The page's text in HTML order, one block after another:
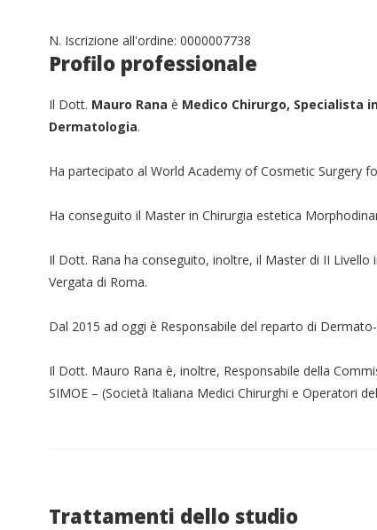
N. Iscrizione all'ordine: 0000007738
Profilo professionale
Il Dott. Mauro Rana è Medico Chirurgo, Specialista
Dermatologia.
Ha partecipato al World Academy of Cosmetic Surgery
Ha conseguito il Master in Chirurgia estetica
Il Dott. Rana ha conseguito, inoltre, il Master di II Livello
Vergata di Roma.
Dal 2015 ad oggi è Responsabile del reparto di
Il Dott. Mauro Rana è, inoltre, Responsabile della
SIMOE – (Società Italiana Medici Chirurghi e Operatori
Trattamenti dello studio